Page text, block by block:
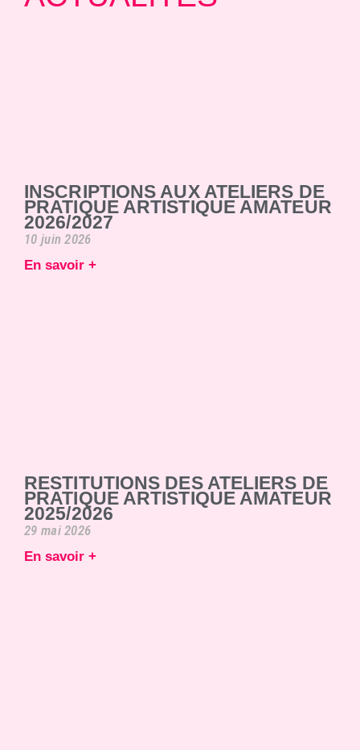
INSCRIPTIONS AUX ATELIERS DE
PRATIQUE ARTISTIQUE AMATEUR
2026/2027
10 juin 2026
En savoir +
RESTITUTIONS DES ATELIERS DE
PRATIQUE ARTISTIQUE AMATEUR
2025/2026
29 mai 2026
En savoir +